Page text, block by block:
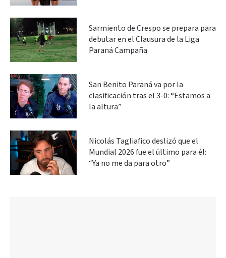
Sarmiento de Crespo se prepara para
debutar en el Clausura de la Liga
Paraná Campaña
San Benito Paraná va por la
clasificación tras el 3-0: “Estamos a
la altura”
Nicolás Tagliafico deslizó que el
Mundial 2026 fue el último para él:
“Ya no me da para otro”